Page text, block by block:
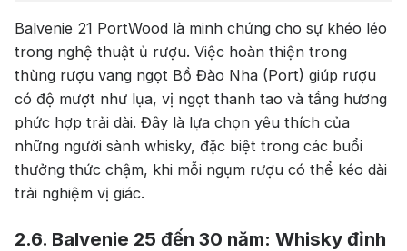
Balvenie 21 PortWood là minh chứng cho sự khéo léo
trong nghệ thuật ủ rượu. Việc hoàn thiện trong
thùng rượu vang ngọt Bồ Đào Nha (Port) giúp rượu
có độ mượt như lụa, vị ngọt thanh tao và tầng hương
phức hợp trải dài. Đây là lựa chọn yêu thích của
những người sành whisky, đặc biệt trong các buổi
thưởng thức chậm, khi mỗi ngụm rượu có thể kéo dài
trải nghiệm vị giác.
2.6. Balvenie 25 đến 30 năm: Whisky đỉnh